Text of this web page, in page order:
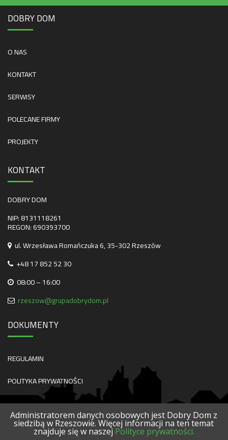
DOBRY DOM
O NAS
KONTAKT
SERWISY
POLECANE FIRMY
PROJEKTY
KONTAKT
DOBRY DOM
NIP: 8131118261
REGON: 690393700
ul. Wrzesława Romańczuka 6, 35-302 Rzeszów
+48 17 852 52 30
08:00 – 16:00
rzeszow@grupadobrydom.pl
DOKUMENTY
REGULAMIN
POLITYKA PRYWATNOŚCI
Administratorem danych osobowych jest Dobry Dom z
siedzibą w Rzeszowie. Więcej informacji na ten temat
znajduje się w naszej Polityce prywatności.